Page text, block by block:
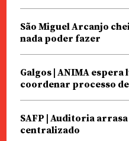
São Miguel Arcanjo
nada poder fazer
Galgos | ANIMA
coordenar processo
SAFP | Auditoria
centralizado